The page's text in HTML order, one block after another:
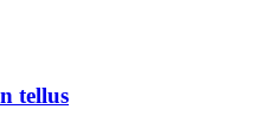
tellus